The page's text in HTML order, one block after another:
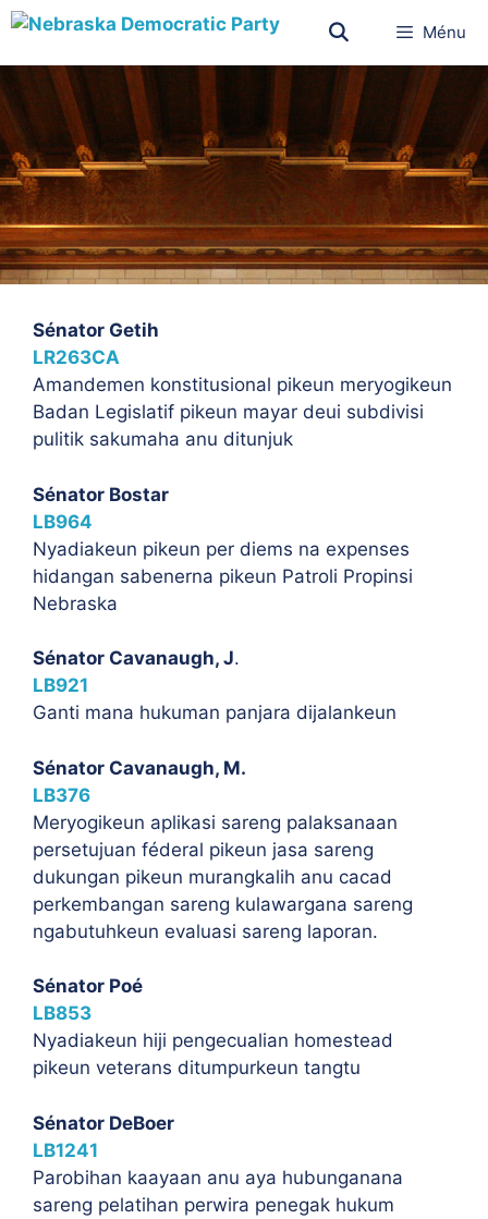
Ménu
Sénator Getih
LR263CA
Amandemen konstitusional pikeun meryogikeun
Badan Legislatif pikeun mayar deui subdivisi
pulitik sakumaha anu ditunjuk
Sénator Bostar
LB964
Nyadiakeun pikeun per diems na expenses
hidangan sabenerna pikeun Patroli Propinsi
Nebraska
Sénator Cavanaugh, J.
LB921
Ganti mana hukuman panjara dijalankeun
Sénator Cavanaugh, M.
LB376
Meryogikeun aplikasi sareng palaksanaan
persetujuan féderal pikeun jasa sareng
dukungan pikeun murangkalih anu cacad
perkembangan sareng kulawargana sareng
ngabutuhkeun evaluasi sareng laporan.
Sénator Poé
LB853
Nyadiakeun hiji pengecualian homestead
pikeun veterans ditumpurkeun tangtu
Sénator DeBoer
LB1241
Parobihan kaayaan anu aya hubunganana
sareng pelatihan perwira penegak hukum